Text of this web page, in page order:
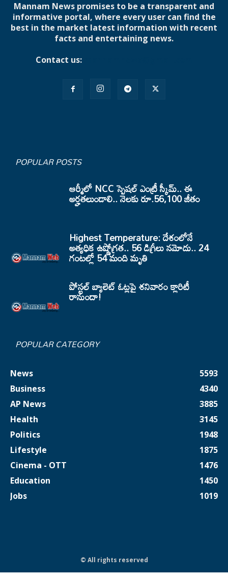
Mannam News promises to be a transparent and
informative portal, where every user can find the
best in the market latest information with recent
facts and entertaining news.
Contact us:
POPULAR POSTS
ఆర్మీలో NCC స్పెషల్ ఎంట్రీ స్కీమ్.. ఈ
అర్హతలుండాలి.. నెలకు రూ.56,100 జీతం
Highest Temperature: దేశంలోనే
అత్యధిక ఉష్ణోగ్రత.. 56 డిగ్రీలు నమోదు.. 24
గంటల్లో 54 మంది మృతి
పోస్టల్ బ్యాలెట్ ఓట్లపై శనివారం క్లారిటీ
రానుందా!
POPULAR CATEGORY
News
5593
Business
4340
AP News
3885
Health
3145
Politics
1948
Lifestyle
1875
Cinema - OTT
1476
Education
1450
Jobs
1019
© All rights reserved